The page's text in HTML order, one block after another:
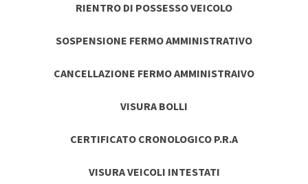
RIENTRO DI POSSESSO VEICOLO
SOSPENSIONE FERMO AMMINISTRATIVO
CANCELLAZIONE FERMO AMMINISTRAIVO
VISURA BOLLI
CERTIFICATO CRONOLOGICO P.R.A
VISURA VEICOLI INTESTATI